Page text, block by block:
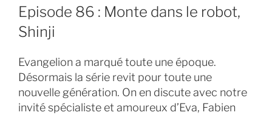
LE
Episode 86 : Monte dans le robot,
Shinji
Evangelion a marqué toute une époque.
Désormais la série revit pour toute une
nouvelle génération. On en discute avec notre
invité spécialiste et amoureux d’Eva, Fabien